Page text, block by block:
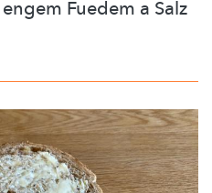
Fuedem a Salz